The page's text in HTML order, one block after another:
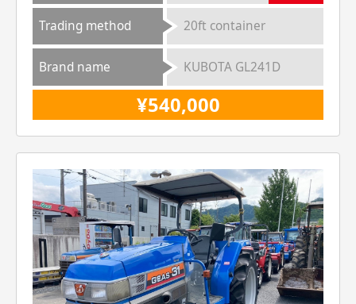
Trading method 20ft container
Brand name KUBOTA GL241D
¥540,000